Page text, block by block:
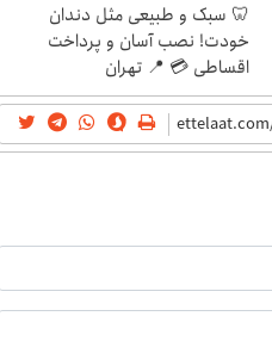
🦷 سبک و طبیعی مثل دندان
خودت! نصب آسان و پرداخت
اقساطی 💳 📍 تهران